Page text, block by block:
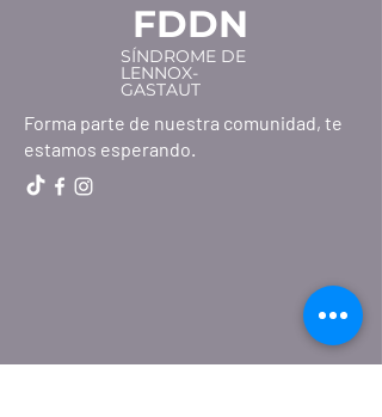
FDDN
SÍNDROME DE
LENNOX-
GASTAUT
Forma parte de nuestra comunidad, te
estamos esperando.